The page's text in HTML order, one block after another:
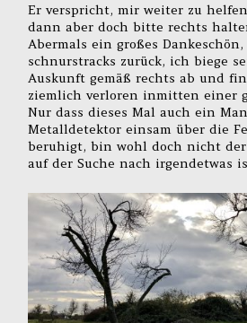
Er verspricht, mir weiter zu
dann aber doch bitte rechts
Abermals ein großes Dankeschön,
schnurstracks zurück, ich biege
Auskunft gemäß rechts ab und
ziemlich verloren inmitten einer
Nur dass dieses Mal auch ein
Metalldetektor einsam über die
beruhigt, bin wohl doch nicht
auf der Suche nach irgendetwas